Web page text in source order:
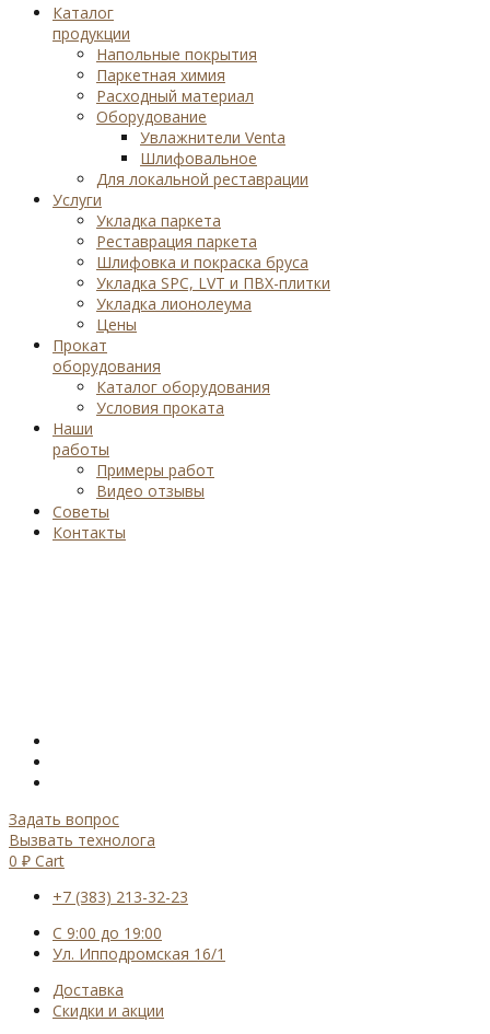
Каталог
продукции
Напольные покрытия
Паркетная химия
Расходный материал
Оборудование
Увлажнители Venta
Шлифовальное
Для локальной реставрации
Услуги
Укладка паркета
Реставрация паркета
Шлифовка и покраска бруса
Укладка SPC, LVT и ПВХ-плитки
Укладка лионолеума
Цены
Прокат
оборудования
Каталог оборудования
Условия проката
Наши
работы
Примеры работ
Видео отзывы
Советы
Контакты
Задать вопрос
Вызвать технолога
0 ₽ Cart
+7 (383) 213-32-23
С 9:00 до 19:00
Ул. Ипподромская 16/1
Доставка
Скидки и акции